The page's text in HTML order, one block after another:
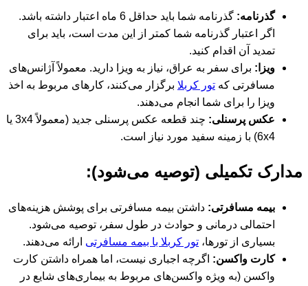
گذرنامه:
گذرنامه شما باید حداقل 6 ماه اعتبار داشته باشد.
اگر اعتبار گذرنامه شما کمتر از این مدت است، باید برای
تمدید آن اقدام کنید.
ویزا:برای سفر به عراق، نیاز به ویزا دارید. معمولاً آژانس‌های
مسافرتی که تور کربلابرگزار می‌کنند، کارهای مربوط به اخذ
ویزا را برای شما انجام می‌دهند.
عکس پرسنلی:
چند قطعه عکس پرسنلی جدید (معمولاً 3x4 یا
تکمیلی (توصیه می‌شود):
بیمه مسافرتی:داشتن بیمه مسافرتی برای پوشش هزینه‌های
احتمالی درمانی و حوادث در طول سفر، توصیه می‌شود.
بسیاری از تورها،تور کربلا با بیمه مسافرتیارائه می‌دهند.
کارت واکسن:اگرچه اجباری نیست، اما همراه داشتن کارت
واکسن (به ویژه واکسن‌های مربوط به بیماری‌های شایع در